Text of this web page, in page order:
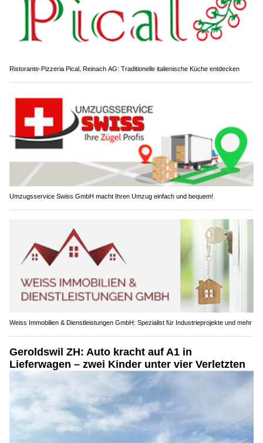
Ristorante-Pizzeria Pical, Reinach AG: Traditionelle italienische Küche entdecken
Umzugsservice Swiss GmbH macht Ihren Umzug einfach und bequem!
Weiss Immobilien & Dienstleistungen GmbH: Spezialist für Industrieprojekte und mehr
Geroldswil ZH: Auto kracht auf A1 in
Lieferwagen – zwei Kinder unter vier Verletzten